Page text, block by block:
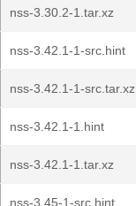
nss-3.30.2-1.tar.xz
nss-3.42.1-1-src.hint
nss-3.42.1-1-src.tar.xz
nss-3.42.1-1.hint
nss-3.42.1-1.tar.xz
nss-3.45-1-src.hint